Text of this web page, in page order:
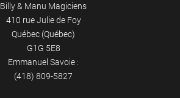
Billy & Manu Magiciens
410 rue Julie de Foy
Québec (Québec)
G1G 5E8
Emmanuel Savoie :
(418) 809-5827